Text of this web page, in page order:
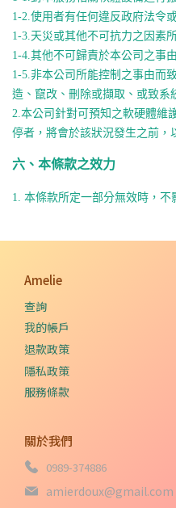
1-2.使用者有任何違反政府法令
1-3.天災或其他不可抗力之因素
1-4.其他不可歸責於本公司之事
1-5.非本公司所能控制之事由而
造、竄改、刪除或擷取、或致系
2.本公司針對可預知之軟硬體維
停者，將會於該狀況發生之前，
六、本條款之效力
1. 本條款所定一部分無效時，不
關於我們
0989-374886
amierdoux@gmail.com
Amelie
查詢
我的帳戶
退款政策
隱私政策
服務條款